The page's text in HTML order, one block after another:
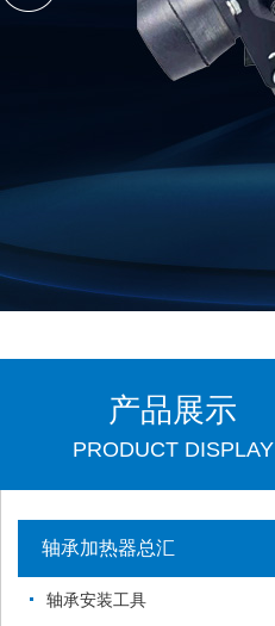
产品展示
PRODUCT DISPLAY
轴承加热器总汇
轴承安装工具